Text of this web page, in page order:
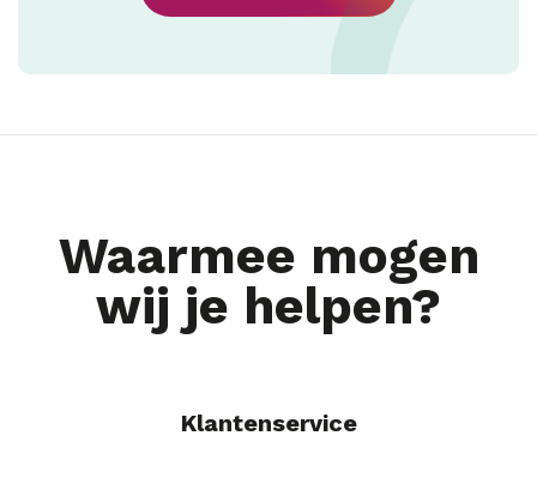
Waarmee mogen
wij je helpen?
Klantenservice